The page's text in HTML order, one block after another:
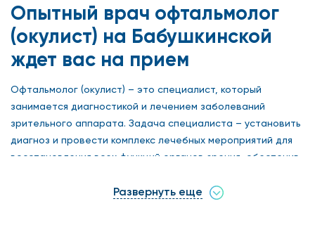
Опытный врач офтальмолог
(окулист) на Бабушкинской
ждет вас на прием
Офтальмолог (окулист) – это специалист, который
занимается диагностикой и лечением заболеваний
зрительного аппарата. Задача специалиста – установить
диагноз и провести комплекс лечебных мероприятий для
восстановления всех функций органов зрения, обеспечив
офтальмолог занимается диагностикой и лечением
Развернуть еще